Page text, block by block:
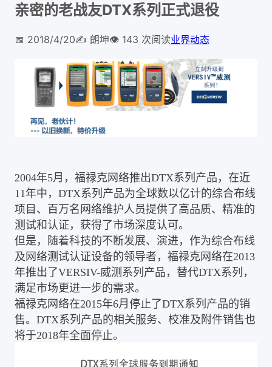
亲密的老战友DTX系列正式退役
📅 2018/4/20✍️ 朗坤👁️ 143 次阅读业界动态
2004年5月，福禄克网络推出DTX系列产品，在近
11年中，DTX系列产品为全球数以亿计的综合布线
项目、百万名网络维护人员提供了高品质、精准的
测试和认证，获得了市场深度认可。
但是，随着科技的不断发展、演进，作为综合布线
及网络测试认证设备的领导者，福禄克网络在2013
年推出了VERSIV-威测系列产品，替代DTX系列，
满足市场更进一步的需求。
福禄克网络在2015年6月停止了DTX系列产品的销
售。DTX系列产品的相关服务、校准及附件销售也
将于2018年全面停止。